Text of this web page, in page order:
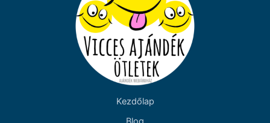
Kezdőlap